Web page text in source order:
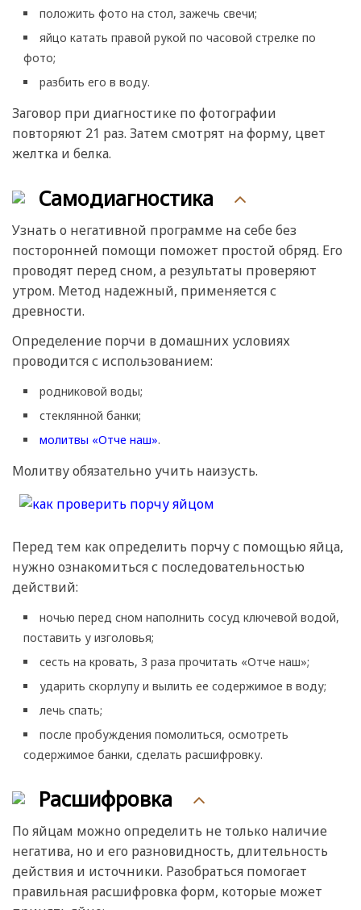
положить фото на стол, зажечь свечи;
яйцо катать правой рукой по часовой стрелке по
фото;
разбить его в воду.
Заговор при диагностике по фотографии
повторяют 21 раз. Затем смотрят на форму, цвет
желтка и белка.
Самодиагностика
Узнать о негативной программе на себе без
посторонней помощи поможет простой обряд. Его
проводят перед сном, а результаты проверяют
утром. Метод надежный, применяется с
древности.
Определение порчи в домашних условиях
проводится с использованием:
родниковой воды;
стеклянной банки;
молитвы «Отче наш».
Молитву обязательно учить наизусть.
Перед тем как определить порчу с помощью яйца,
нужно ознакомиться с последовательностью
действий:
ночью перед сном наполнить сосуд ключевой водой,
поставить у изголовья;
сесть на кровать, 3 раза прочитать «Отче наш»;
ударить скорлупу и вылить ее содержимое в воду;
лечь спать;
после пробуждения помолиться, осмотреть
содержимое банки, сделать расшифровку.
Расшифровка
По яйцам можно определить не только наличие
негатива, но и его разновидность, длительность
действия и источники. Разобраться помогает
правильная расшифровка форм, которые может